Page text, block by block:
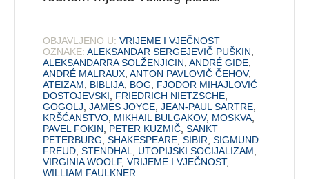
OBJAVLJENO U: VRIJEME I VJEČNOST
OZNAKE: ALEKSANDAR SERGEJEVIČ PUŠKIN
ALEKSANDARRA SOLŽENJICIN ,ANDRÉ GIDE
ANDRÉ MALRAUX ,ANTON PAVLOVIČ ČEHOV,
ATEIZAM
BIBLIJA BOG
FJODOR MIHAJLOVIĆ
DOSTOJEVSKI
FRIEDRICH NIETZSCHE
GOGOLJ ,JAMES JOYCE ,JEAN-PAUL SARTRE
KRŠĆANSTVO MIKHAIL BULGAKOV, MOSKVA
PAVEL FOKIN
PETER KUZMIČ ,SANKT
PETERBURG ,SHAKESPEARE ,SIBIR ,SIGMUND
FREUD ,STENDHAL UTOPIJSKI SOCIJALIZAM
VIRGINIA WOOLF,VRIJEME I VJEČNOST,
WILLIAM FAULKNER